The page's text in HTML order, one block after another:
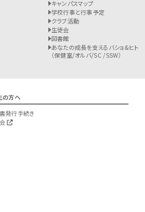
キャンパスマップ
学校行事と行事予定
クラブ活動
生徒会
図書館
あなたの成長を支えるバショ&ヒト
（保健室/オルバ/SC /SSW）
の方へ
発行手続き